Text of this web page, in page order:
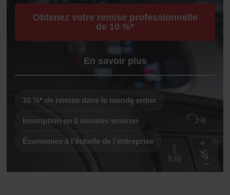
Obtenez votre remise professionnelle
de 10 %*
En savoir plus
10 %* de remise dans le monde entier
Inscription en 2 minutes environ
Économies à l’échelle de l’entreprise